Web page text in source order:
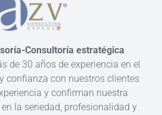
Consultoría estratégica
de 30 años de experiencia en el
confianza con nuestros clientes
y confirman nuestra
la seriedad, profesionalidad y